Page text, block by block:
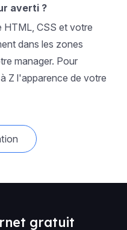
averti ?
CSS et votre
dans les zones
manager. Pour
Z l'apparence de votre
gratuit